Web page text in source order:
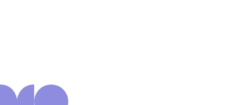
Kleine huisdieren toegestaan (minder
dan de 5 kg)